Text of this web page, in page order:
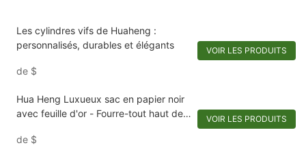
Les cylindres vifs de Huaheng :
personnalisés, durables et élégants
de $
VOIR LES PRODUITS
Hua Heng Luxueux sac en papier noir
avec feuille d'or - Fourre-tout haut de
de Chanel
de $
VOIR LES PRODUITS